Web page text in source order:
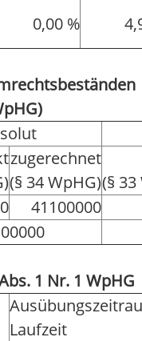
0,00 %
zugerechnet
(§ 34 WpHG)(§
0
41100000
1 Nr. 1 WpHG
Laufzeit